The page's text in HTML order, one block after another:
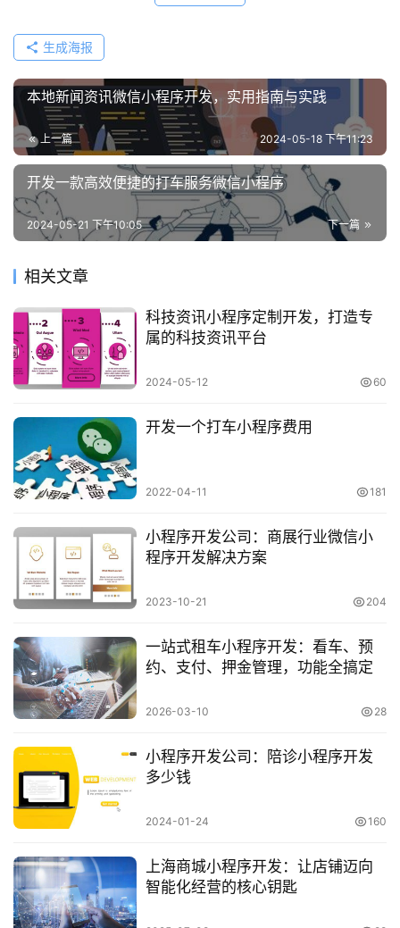
生成海报
本地新闻资讯微信小程序开发，实用指南与实践
上一篇 2024-05-18 下午11:23
开发一款高效便捷的打车服务微信小程序
下一篇
2024-05-21 下午10:05
相关文章
科技资讯小程序定制开发，打造专
属的科技资讯平台
2024-05-12 60
开发一个打车小程序费用
2022-04-11 181
小程序开发公司：商展行业微信小
程序开发解决方案
2023-10-21 204
一站式租车小程序开发：看车、预
约、支付、押金管理，功能全搞定
2026-03-10 28
小程序开发公司：陪诊小程序开发
多少钱
2024-01-24 160
上海商城小程序开发：让店铺迈向
智能化经营的核心钥匙